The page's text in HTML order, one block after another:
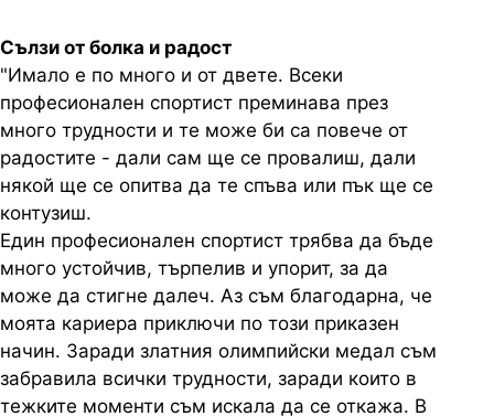
Сълзи от болка и радост
"Имало е по много и от двете. Всеки
професионален спортист преминава през
много трудности и те може би са повече от
радостите - дали сам ще се провалиш, дали
някой ще се опитва да те спъва или пък ще се
контузиш.
Един професионален спортист трябва да бъде
много устойчив, търпелив и упорит, за да
може да стигне далеч. Аз съм благодарна, че
моята кариера приключи по този приказен
начин. Заради златния олимпийски медал съм
забравила всички трудности, заради които в
тежките моменти съм искала да се откажа. В